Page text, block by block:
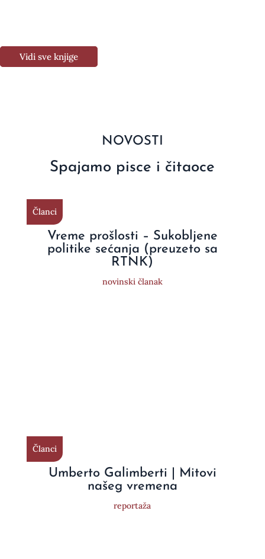
Vidi sve knjige
NOVOSTI
Spajamo pisce i čitaoce
Članci
Vreme prošlosti – Sukobljene
politike sećanja (preuzeto sa
RTNK)
novinski članak
Članci
Umberto Galimberti | Mitovi
našeg vremena
reportaža